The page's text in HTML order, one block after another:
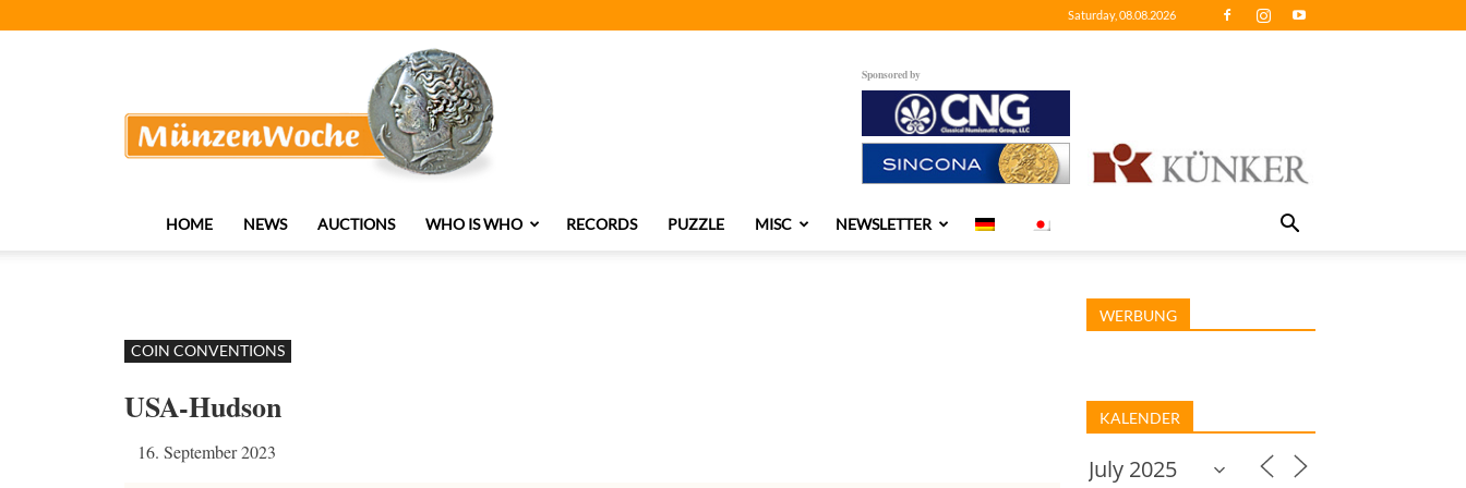
Saturday, 08.08.2026
Sponsored by
HOME NEWS AUCTIONS WHO IS WHO RECORDS PUZZLE MISC NEWSLETTER
COIN CONVENTIONS
USA-Hudson
16. September 2023
WERBUNG
KALENDER